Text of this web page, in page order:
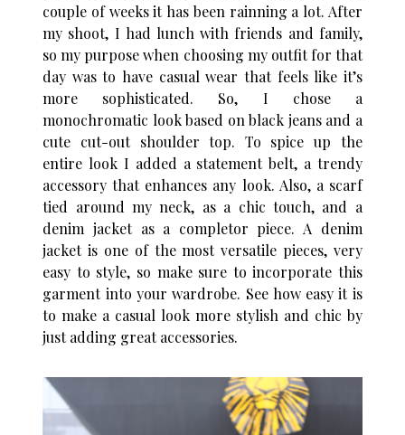
couple of weeks it has been rainning a lot. After
my shoot, I had lunch with friends and family,
so my purpose when choosing my outfit for that
day was to have casual wear that feels like it’s
more sophisticated. So, I chose a
monochromatic look based on black jeans and a
cute cut-out shoulder top. To spice up the
entire look I added a statement belt, a trendy
accessory that enhances any look. Also, a scarf
tied around my neck, as a chic touch, and a
denim jacket as a completor piece. A denim
jacket is one of the most versatile pieces, very
easy to style, so make sure to incorporate this
garment into your wardrobe. See how easy it is
to make a casual look more stylish and chic by
just adding great accessories.